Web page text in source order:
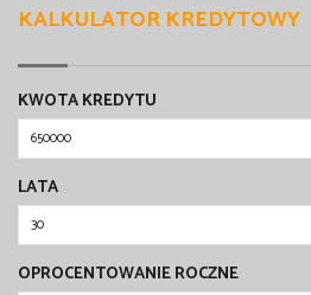
KALKULATOR KREDYTOWY
KWOTA KREDYTU
LATA
OPROCENTOWANIE ROCZNE